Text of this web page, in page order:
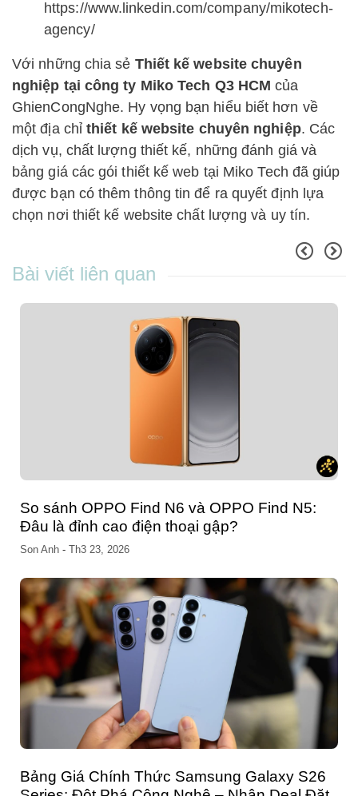
https://www.linkedin.com/company/mikotech-
agency/
Với những chia sẻ Thiết kế website chuyên
nghiệp tại công ty Miko Tech Q3 HCMcủa
GhienCongNghe. Hy vọng bạn hiểu biết hơn về
một địa chỉthiết kế website chuyên nghiệp. Các
dịch vụ, chất lượng thiết kế, những đánh giá và
bảng giá các gói thiết kế web tại Miko Tech đã giúp
được bạn có thêm thông tin để ra quyết định lựa
chọn nơi thiết kế website chất lượng và uy tín.
Bài viết liên quan
So sánh OPPO Find N6 và OPPO Find N5:
Đâu là đỉnh cao điện thoại gập?
Son Anh - Th3 23, 2026
Bảng Giá Chính Thức Samsung Galaxy S26